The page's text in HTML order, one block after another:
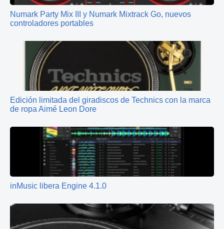
Numark Party Mix III y Numark Mixtrack Go, nuevos
controladores portables
Edición limitada del giradiscos de Technics con la marca
de ropa Aimé Leon Dore
inMusic libera Engine 4.1.0